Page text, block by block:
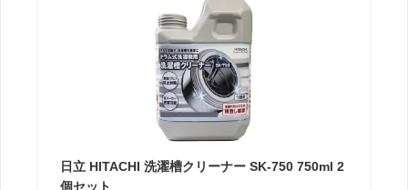
日立 HITACHI 洗濯槽クリーナー SK-750 750ml 2
個セット